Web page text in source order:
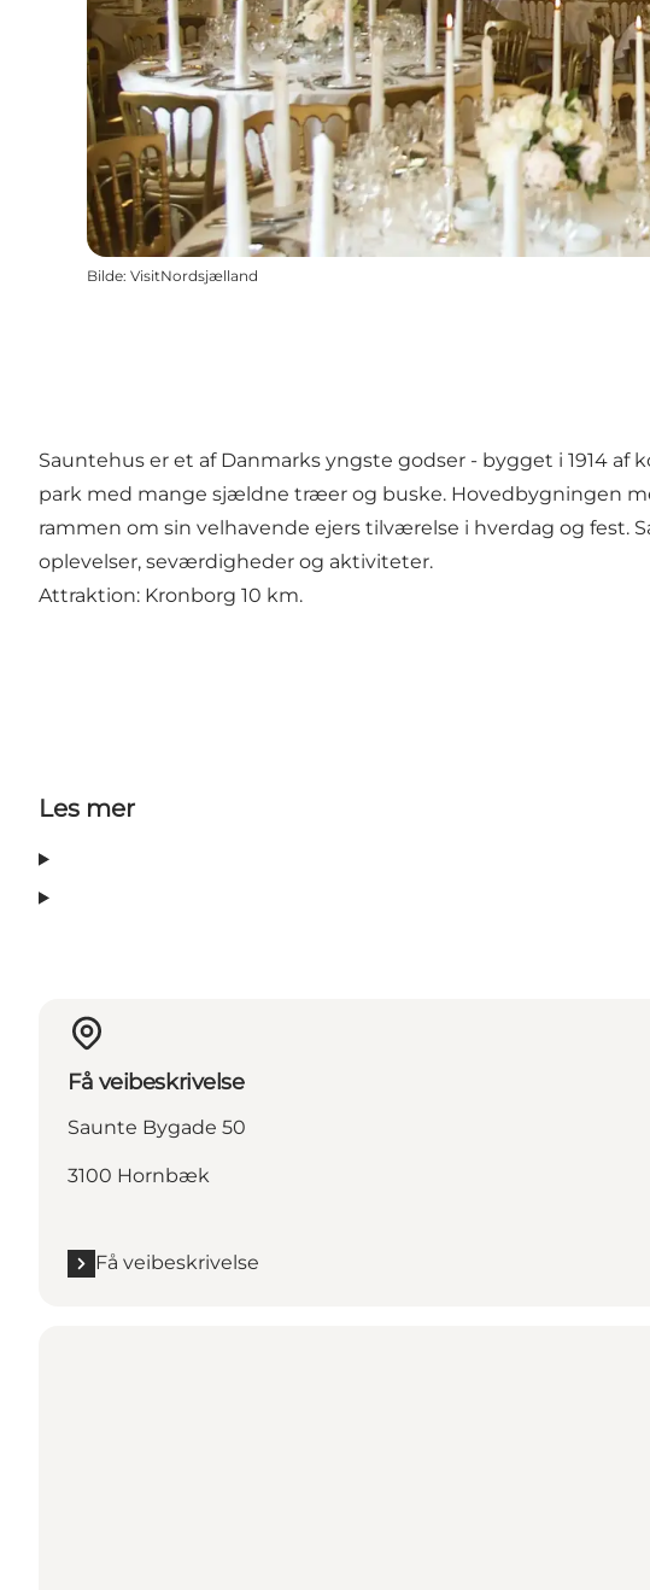
Bilde: VisitNordsjælland
Sauntehus er et af Danmarks yngste godser - bygget i 1914
park med mange sjældne træer og buske. Hovedbygningen
rammen om sin velhavende ejers tilværelse i hverdag og
oplevelser, seværdigheder og aktiviteter.
Attraktion: Kronborg 10 km.
Les mer
Få veibeskrivelse
Saunte Bygade 50
3100 Hornbæk
Få veibeskrivelse